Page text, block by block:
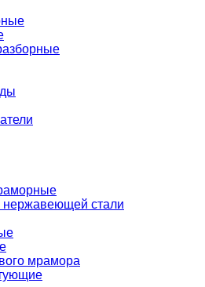
нержавеющей стали
мрамора